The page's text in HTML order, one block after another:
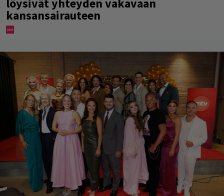
kansansairauteen